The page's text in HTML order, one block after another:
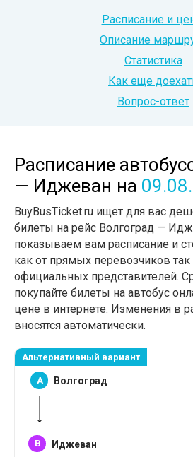
Расписание и
Описание
Статистика
Как еще
Вопрос-ответ
Расписание
— Иджеван на
BuyBusTicket.ru ищет для вас
билеты на рейс Волгоград —
показываем вам расписание и
как от прямых перевозчиков так
официальных представителей.
покупайте билеты на автобус
цене в интернете. Изменения в
вносятся автоматически.
Альтернативный вариант
A Волгоград
B Иджеван